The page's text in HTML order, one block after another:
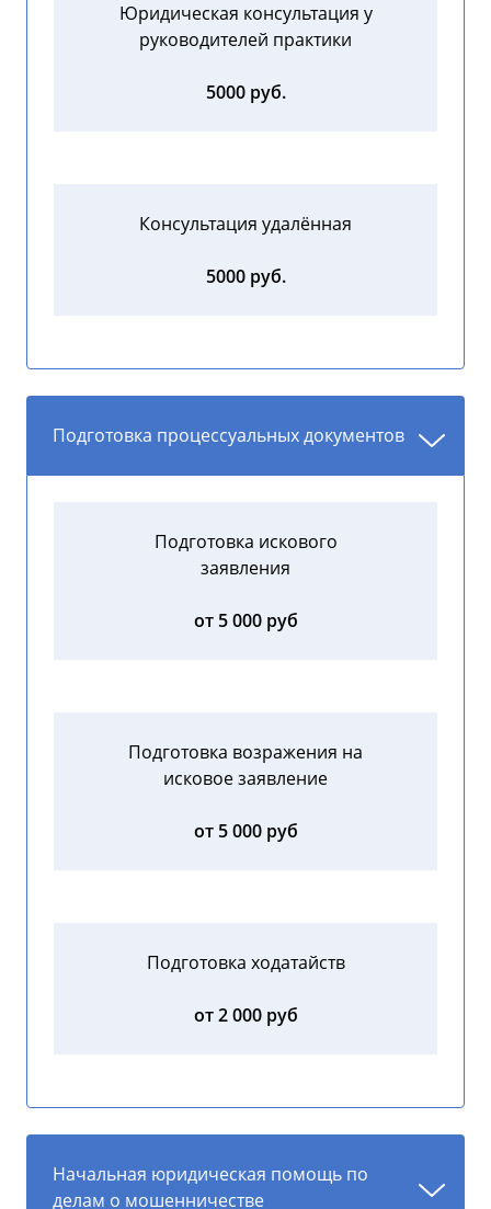
Юридическая консультация у
руководителей практики
5000 руб.
Консультация удалённая
5000 руб.
Подготовка процессуальных документов
Подготовка искового
заявления
от 5 000 руб
Подготовка возражения на
исковое заявление
от 5 000 руб
Подготовка ходатайств
от 2 000 руб
Начальная юридическая помощь по
делам о мошенничестве